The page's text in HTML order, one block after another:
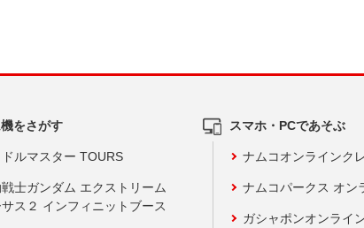
をさがす
ルマスター TOURS
士ガンダム エクストリーム
ス２ インフィニットブース
スマホ・PCであそぶ
ナムコオンラインク
ナムコパークス オン
ガシャポンオンライ